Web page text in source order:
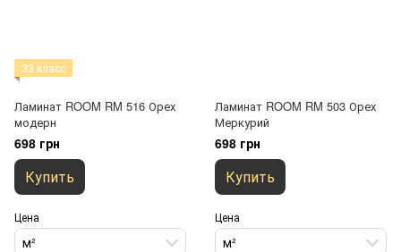
33 класс
Ламинат ROOM RM 516 Орех
модерн
698 грн
Купить
Цена
м²
Ламинат ROOM RM 503 Орех
Меркурий
698 грн
Купить
Цена
м²